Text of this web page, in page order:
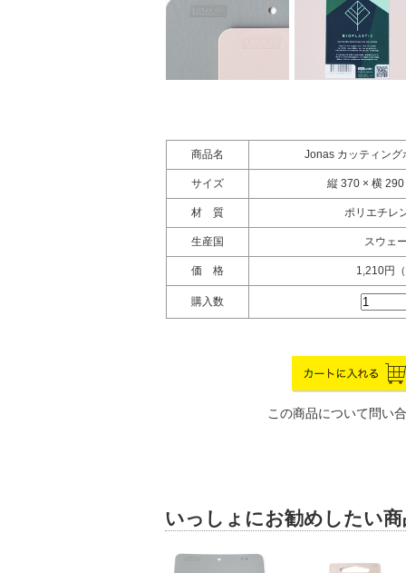
商品名 Jonas カッティング
サイズ 縦 370 × 横
材 質 ポリエチレ
生産国 スウェ
価 格 1,210円
購入数
この商品について問い
いっしょにお勧めしたい商